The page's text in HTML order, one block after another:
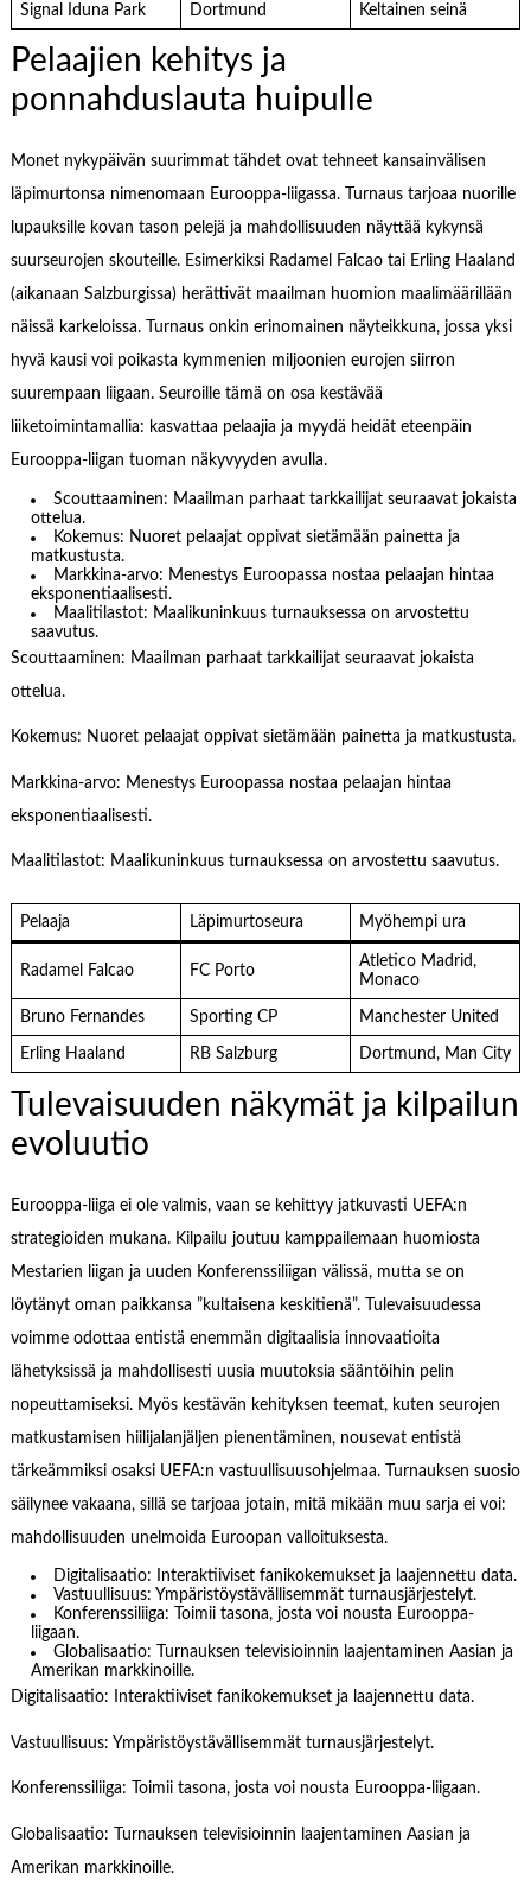
Signal Iduna Park Dortmund Keltainen seinä
Pelaajien kehitys ja
ponnahduslauta huipulle
Monet nykypäivän suurimmat tähdet ovat tehneet kansainvälisen
läpimurtonsa nimenomaan Eurooppa-liigassa. Turnaus tarjoaa nuorille
lupauksille kovan tason pelejä ja mahdollisuuden näyttää kykynsä
suurseurojen skouteille. Esimerkiksi Radamel Falcao tai Erling Haaland
(aikanaan Salzburgissa) herättivät maailman huomion maalimäärillään
näissä karkeloissa. Turnaus onkin erinomainen näyteikkuna, jossa yksi
hyvä kausi voi poikasta kymmenien miljoonien eurojen siirron
suurempaan liigaan. Seuroille tämä on osa kestävää
liiketoimintamallia: kasvattaa pelaajia ja myydä heidät eteenpäin
Eurooppa-liigan tuoman näkyvyyden avulla.
Scouttaaminen: Maailman parhaat tarkkailijat seuraavat jokaista
ottelua.
Kokemus: Nuoret pelaajat oppivat sietämään painetta ja
matkustusta.
Markkina-arvo: Menestys Euroopassa nostaa pelaajan hintaa
eksponentiaalisesti.
Maalitilastot: Maalikuninkuus turnauksessa on arvostettu
saavutus.
Scouttaaminen: Maailman parhaat tarkkailijat seuraavat jokaista
ottelua.
Kokemus: Nuoret pelaajat oppivat sietämään painetta ja matkustusta.
Markkina-arvo: Menestys Euroopassa nostaa pelaajan hintaa
eksponentiaalisesti.
Maalitilastot: Maalikuninkuus turnauksessa on arvostettu saavutus.
Pelaaja Läpimurtoseura Myöhempi ura
Radamel Falcao FC Porto
Atletico Madrid,
Monaco
Bruno Fernandes Sporting CP Manchester United
Erling Haaland RB Salzburg Dortmund, Man City
Tulevaisuuden näkymät ja kilpailun
evoluutio
Eurooppa-liiga ei ole valmis, vaan se kehittyy jatkuvasti UEFA:n
strategioiden mukana. Kilpailu joutuu kamppailemaan huomiosta
Mestarien liigan ja uuden Konferenssiliigan välissä, mutta se on
löytänyt oman paikkansa ”kultaisena keskitienä”. Tulevaisuudessa
voimme odottaa entistä enemmän digitaalisia innovaatioita
lähetyksissä ja mahdollisesti uusia muutoksia sääntöihin pelin
nopeuttamiseksi. Myös kestävän kehityksen teemat, kuten seurojen
matkustamisen hiilijalanjäljen pienentäminen, nousevat entistä
tärkeämmiksi osaksi UEFA:n vastuullisuusohjelmaa. Turnauksen suosio
säilynee vakaana, sillä se tarjoaa jotain, mitä mikään muu sarja ei voi:
mahdollisuuden unelmoida Euroopan valloituksesta.
Digitalisaatio: Interaktiiviset fanikokemukset ja laajennettu data.
Vastuullisuus: Ympäristöystävällisemmät turnausjärjestelyt.
Konferenssiliiga: Toimii tasona, josta voi nousta Eurooppa-
liigaan.
Globalisaatio: Turnauksen televisioinnin laajentaminen Aasian ja
Amerikan markkinoille.
Digitalisaatio: Interaktiiviset fanikokemukset ja laajennettu data.
Vastuullisuus: Ympäristöystävällisemmät turnausjärjestelyt.
Konferenssiliiga: Toimii tasona, josta voi nousta Eurooppa-liigaan.
Globalisaatio: Turnauksen televisioinnin laajentaminen Aasian ja
Amerikan markkinoille.